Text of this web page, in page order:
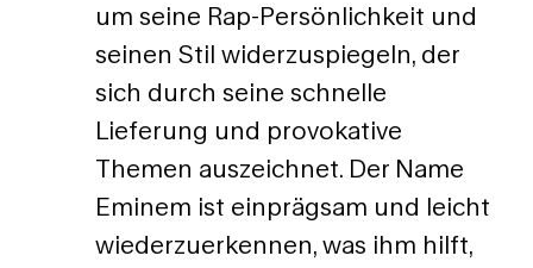
um seine Rap-Persönlichkeit und
seinen Stil widerzuspiegeln, der
sich durch seine schnelle
Lieferung und provokative
Themen auszeichnet. Der Name
Eminem ist einprägsam und leicht
wiederzuerkennen, was ihm hilft,